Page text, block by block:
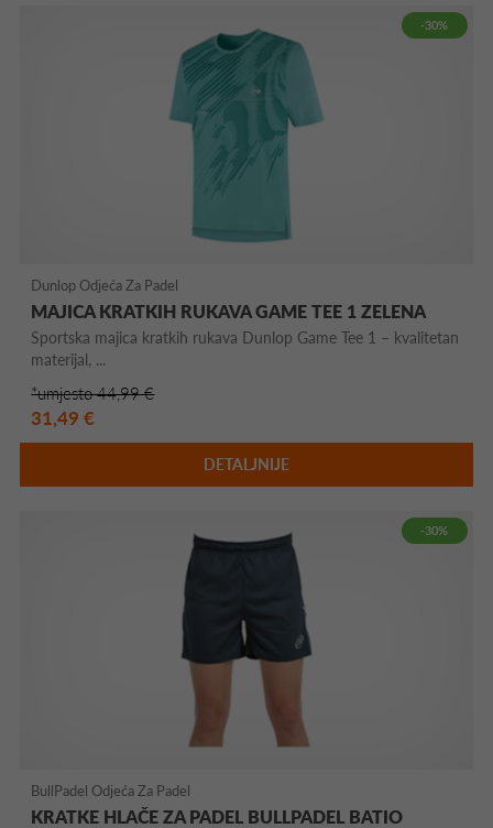
-30%
Dunlop Odjeća Za Padel
MAJICA KRATKIH RUKAVA GAME TEE 1 ZELENA
Sportska majica kratkih rukava Dunlop Game Tee 1 – kvalitetan
materijal, ...
*umjesto 44,99 €
31,49 €
DETALJNIJE
-30%
BullPadel Odjeća Za Padel
KRATKE HLAČE ZA PADEL BULLPADEL BATIO